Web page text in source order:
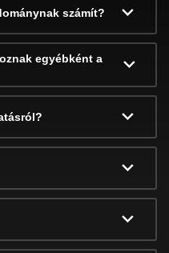
számít?
egyébként a